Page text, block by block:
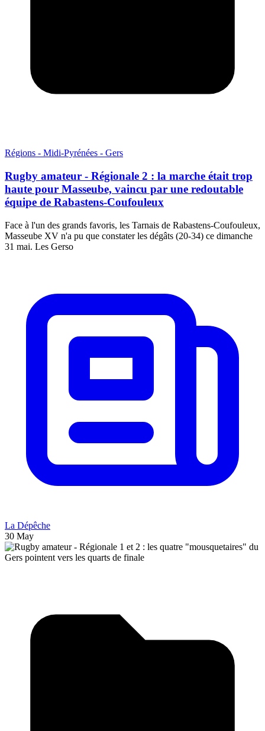
Régions - Midi-Pyrénées - Gers
Rugby amateur - Régionale 2 : la marche était trop
haute pour Masseube, vaincu par une redoutable
équipe de Rabastens-Coufouleux
Face à l'un des grands favoris, les Tarnais de Rabastens-Coufouleux,
Masseube XV n'a pu que constater les dégâts (20-34) ce dimanche
31 mai. Les Gerso
La Dépêche
30 May